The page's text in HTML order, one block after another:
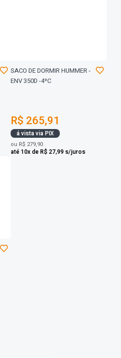
SACO DE DORMIR HUMMER -
ENV 350D -4ºC
R$ 265,91
á vista via PIX
ou R$ 279,90
até 10x de R$ 27,99 s/juros